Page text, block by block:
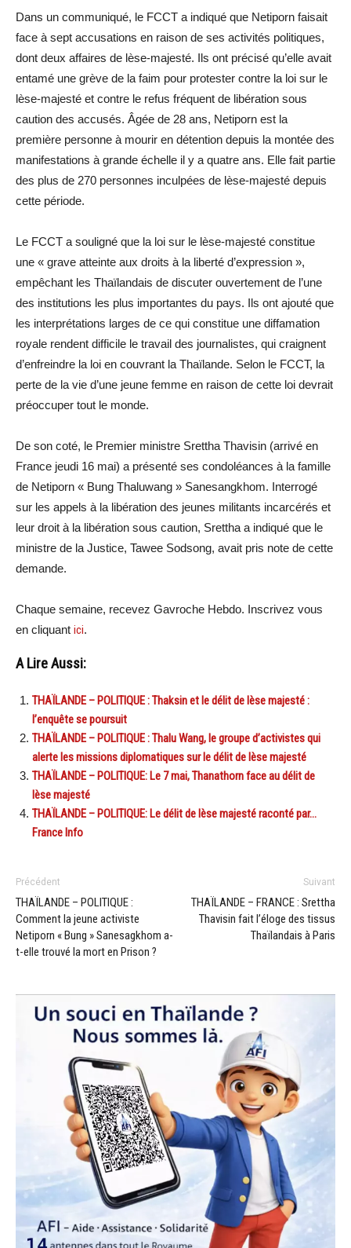
Dans un communiqué, le FCCT a indiqué que Netiporn faisait
face à sept accusations en raison de ses activités politiques,
dont deux affaires de lèse-majesté. Ils ont précisé qu’elle avait
entamé une grève de la faim pour protester contre la loi sur le
lèse-majesté et contre le refus fréquent de libération sous
caution des accusés. Âgée de 28 ans, Netiporn est la
première personne à mourir en détention depuis la montée des
manifestations à grande échelle il y a quatre ans. Elle fait partie
des plus de 270 personnes inculpées de lèse-majesté depuis
cette période.
Le FCCT a souligné que la loi sur le lèse-majesté constitue
une « grave atteinte aux droits à la liberté d’expression »,
empêchant les Thaïlandais de discuter ouvertement de l’une
des institutions les plus importantes du pays. Ils ont ajouté que
les interprétations larges de ce qui constitue une diffamation
royale rendent difficile le travail des journalistes, qui craignent
d’enfreindre la loi en couvrant la Thaïlande. Selon le FCCT, la
perte de la vie d’une jeune femme en raison de cette loi devrait
préoccuper tout le monde.
De son coté, le Premier ministre Srettha Thavisin (arrivé en
France jeudi 16 mai) a présenté ses condoléances à la famille
de Netiporn « Bung Thaluwang » Sanesangkhom. Interrogé
sur les appels à la libération des jeunes militants incarcérés et
leur droit à la libération sous caution, Srettha a indiqué que le
ministre de la Justice, Tawee Sodsong, avait pris note de cette
demande.
Chaque semaine, recevez Gavroche Hebdo. Inscrivez vous
en cliquant ici.
A Lire Aussi:
THAÏLANDE – POLITIQUE : Thaksin et le délit de lèse majesté :
l’enquête se poursuit
THAÏLANDE – POLITIQUE : Thalu Wang, le groupe d’activistes qui
alerte les missions diplomatiques sur le délit de lèse majesté
THAÏLANDE – POLITIQUE: Le 7 mai, Thanathorn face au délit de
lèse majesté
THAÏLANDE – POLITIQUE: Le délit de lèse majesté raconté par…
France Info
Précédent
THAÏLANDE – POLITIQUE :
Comment la jeune activiste
Netiporn « Bung » Sanesagkhom a-
t-elle trouvé la mort en Prison ?
Suivant
THAÏLANDE – FRANCE : Srettha
Thavisin fait l’éloge des tissus
Thaïlandais à Paris